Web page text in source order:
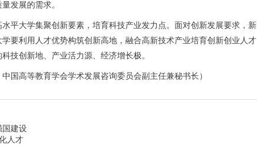
发展的需求。
大学集聚创新要素，培育科技产业发力点。面对创新发展要求，
要利用人才优势构筑创新高地，融合高新技术产业培育创新创业人
技创新地、产业活力源、经济增长极。
高等教育学会学术发展咨询委员会副主任兼秘书长）
国建设
人才